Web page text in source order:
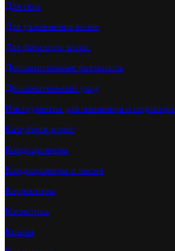
Для тела
Для увлажнения волос
Для фиксации волос
Дополнительные материалы
Дополнительный уход
Инструменты для маникюра и педикюра
Камуфляж волос
Кондиционеры
Кондиционеры и маски
Корректоры
Косметика
Краска